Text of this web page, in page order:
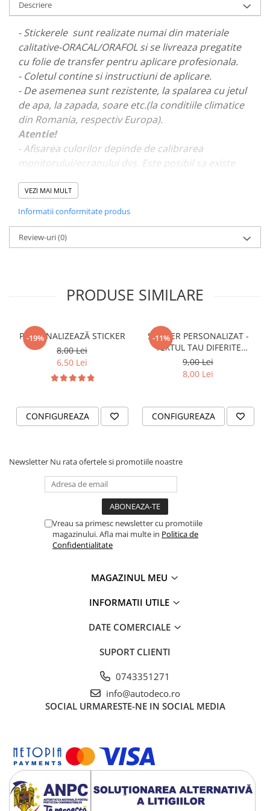
PAUL WALKER STICKER
PENTRU FETE
PRODUSE IN TRENDING
SETURI STICKERE
STICKERE CAPAC REZERVOR
STICKERE CRĂCIUN
STICKERE CU ANIMALE
STICKERE GEAM MIC
STICKERE JDM
STICKERE PENTRU LATERALE
STICKERE PERSONALIZATE
STICKERE PRAGURI
STICKERE PRINTATE
VANATOARE - PESCUIT
Descriere
- Stickerele sunt realizate numai din materiale
calitative-ORACAL/ORAFOL si se livreaza pregatite
cu folie de transfer pentru aplicare profesionala.
- Coletul contine si instructiuni de aplicare.
- De asemenea sunt rezistente, la spalarea cu jetul
de apa, la zapada, soare etc.(la conditiile climatice
din Romania, respectiv Europa).
Atentie!
- Afisarea culorilor depinde de calibrarea
monitorului/ecranului dvs. Este posibil sa existe
- Pentru stickere personalizate si pentru a vizualiza
portofoliul nostru va rugam sa ne contactati
VEZI MAI MULT
Informatii conformitate produs
Review-uri(0)
PRODUSE SIMILARE
-19%
PERSONALIZEAZĂ STICKER
8,00 Lei
6,50 Lei
CONFIGUREAZA
-11%
STICKER PERSONALIZAT -
TEXTUL TAU DIFERITE
FONTURI
9,00 Lei
8,00 Lei
CONFIGUREAZA
Newsletter Nu rata ofertele si promotiile noastre
Vreau sa primesc newsletter cu promotiile
magazinului. Afla mai multe in Politica de
Confidentialitate
MAGAZINUL MEU
INFORMATII UTILE
DATE COMERCIALE
SUPORT CLIENTI
0743351271
info@autodeco.ro
SOCIAL URMARESTE-NE IN SOCIAL MEDIA